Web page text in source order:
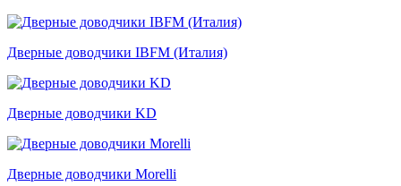
Дверные доводчики IBFM (Италия)
Дверные доводчики KD
Дверные доводчики Morelli